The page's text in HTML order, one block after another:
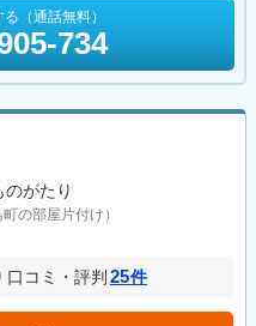
（通話無料）
734
のがたり
の部屋片付け）
口コミ・評判 25件